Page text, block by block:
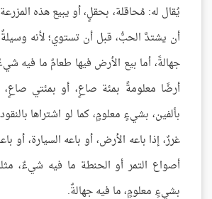
يُقال له: مُحاقلة، بحقلٍ، أو يبيع هذه
أن يشتدَّ الحبُّ، قبل أن تستوي؛ لأنه وسيلةٌ
جهالةً، أما بيع الأرض فيها طعامٌ ما فيه
أرضًا معلومةً بمئة صاعٍ، أو بمئتي
بألفين، بشيءٍ معلومٍ، كما لو اشتراها
غررٌ، إذا باعه الأرض، أو باعه السيارة، أو
أصواع التمر أو الحنطة ما فيه شيءٌ،
بشيءٍ معلومٍ، ما فيه جهالةٌ.